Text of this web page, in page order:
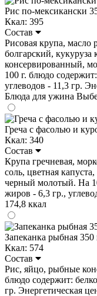
Рис по-мексикански
Ккал: 395
Состав
Рисовая крупа, масло
болгарский, кукуруза
консервированный,
100 г. блюдо
углеводов - 11,3 гр.
Блюда для ужина
Греча с фасолью и
Ккал: 340
Состав
Крупа гречневая,
соль, цветная
черный молотый. На
жиров - 6,3 гр.,
174,8 ккал
Запеканка рыбная
Ккал: 574
Состав
Рис, яйцо, рыбные
блюдо содержит:
гр. Энергетическая